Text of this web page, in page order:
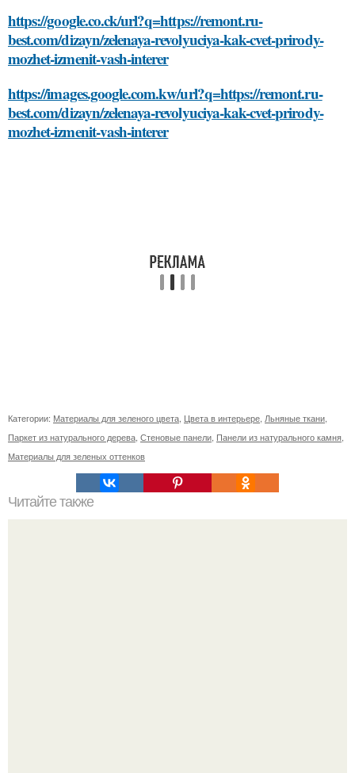
https://google.co.ck/url?q=https://remont.ru-
best.com/dizayn/zelenaya-revolyuciya-kak-cvet-prirody-
mozhet-izmenit-vash-interer
https://images.google.com.kw/url?q=https://remont.ru-
best.com/dizayn/zelenaya-revolyuciya-kak-cvet-prirody-
mozhet-izmenit-vash-interer
Категории: Материалы для зеленого цвета Цвета в интерьере Льняные ткани
Паркет из натурального дерева Стеновые панели Панели из натурального камня
Материалы для зеленых оттенков
Читайте также